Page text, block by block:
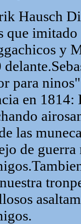
Hausch
que imitado
y
para
en 1814:
las
de